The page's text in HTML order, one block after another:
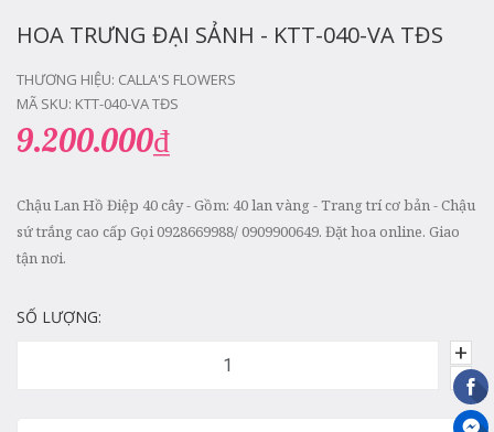
HOA TRƯNG ĐẠI SẢNH - KTT-040-VA TĐS
THƯƠNG HIỆU: CALLA'S FLOWERS
MÃ SKU: KTT-040-VA TĐS
9.200.000₫
Chậu Lan Hồ Điệp 40 cây - Gồm: 40 lan vàng - Trang trí cơ bản - Chậu
sứ trắng cao cấp Gọi 0928669988/ 0909900649. Đặt hoa online. Giao
tận nơi.
SỐ LƯỢNG:
-
+